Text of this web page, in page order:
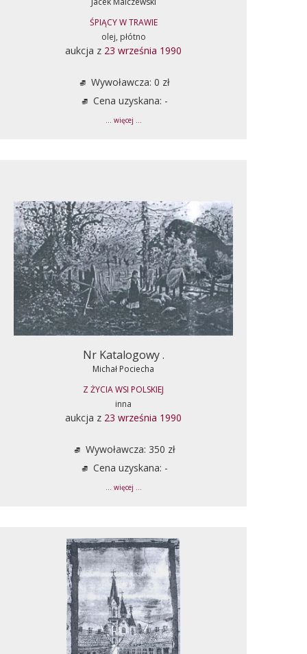
ŚPIĄCY W TRAWIE
olej, płótno
aukcja z 23 września 1990
Wywoławcza: 0 zł
Cena uzyskana: -
... więcej ...
Nr Katalogowy .
Michał Pociecha
Z ŻYCIA WSI POLSKIEJ
inna
aukcja z 23 września 1990
Wywoławcza: 350 zł
Cena uzyskana: -
... więcej ...